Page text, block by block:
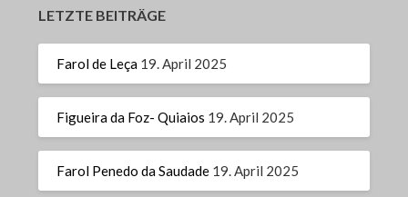
LETZTE BEITRÄGE
Farol de Leça 19. April 2025
Figueira da Foz- Quiaios 19. April 2025
Farol Penedo da Saudade 19. April 2025